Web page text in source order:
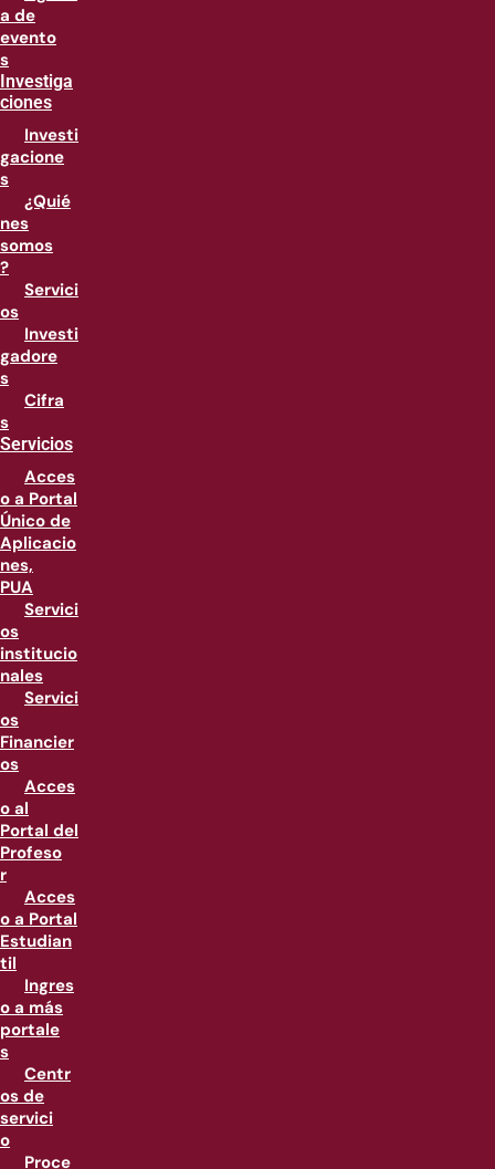
a de
evento
s
Investiga
ciones
Investi
gacione
s
¿Quié
nes
somos
?
Servici
os
Investi
gadore
s
Cifra
s
Servicios
Acces
o a Portal
Único de
Aplicacio
nes,
PUA
Servici
os
institucio
nales
Servici
os
Financier
os
Acces
o al
Portal del
Profeso
r
Acces
o a Portal
Estudian
til
Ingres
o a más
portale
s
Centr
os de
servici
o
Proce